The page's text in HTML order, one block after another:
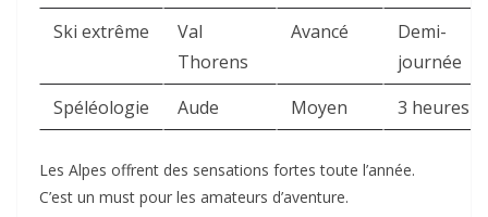
Ski extrême
Val
Thorens
Avancé
Demi-
journée
Spéléologie
Aude Moyen 3 heures
Les Alpes offrent des sensations fortes toute l’année.
C’est un must pour les amateurs d’aventure.